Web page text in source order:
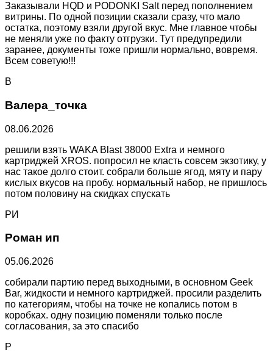
Заказывали HQD и PODONKI Salt перед пополнением
витрины. По одной позиции сказали сразу, что мало
остатка, поэтому взяли другой вкус. Мне главное чтобы
не меняли уже по факту отгрузки. Тут предупредили
заранее, документы тоже пришли нормально, вовремя.
Всем советую!!!
В
Валера_точка
08.06.2026
решили взять WAKA Blast 38000 Extra и немного
картриджей XROS. попросил не класть совсем экзотику, у
нас такое долго стоит. собрали больше ягод, мяту и пару
кислых вкусов на пробу. нормальный набор, не пришлось
потом половину на скидках спускать
РИ
Роман ип
05.06.2026
собирали партию перед выходными, в основном Geek
Bar, жидкости и немного картриджей. просили разделить
по категориям, чтобы на точке не копались потом в
коробках. одну позицию поменяли только после
согласования, за это спасибо
Р